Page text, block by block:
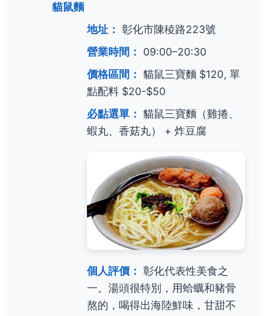
貓鼠麵
地址： 彰化市陳稜路223號
營業時間：
09:00–20:30
價格區間： 貓鼠三寶麵 $120, 單
點配料 $20-$50
必點選單： 貓鼠三寶麵（雞捲、
蝦丸、香菇丸） + 炸豆腐
個人評價： 彰化代表性美食之
一。湯頭很特別，用蛤蠣和豬骨
熬的，喝得出海陸鮮味，甘甜不